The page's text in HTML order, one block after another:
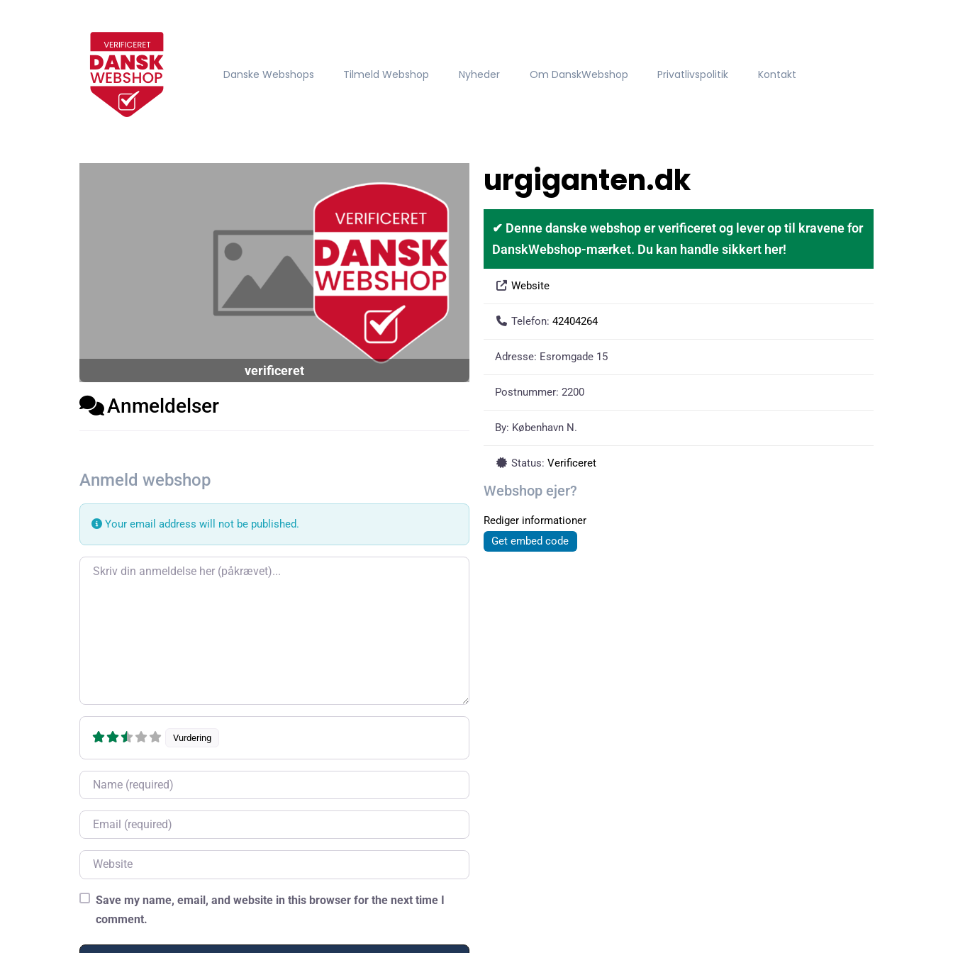
Danske Webshops Tilmeld Webshop Nyheder Om DanskWebshop Privatlivspolitik Kontakt
verificeret
Anmeldelser
Anmeld webshop
Your email address will not be published.
Review text
Vurdering
Name
Email
Website
Save my name, email, and website in this browser for the next time I
comment.
urgiganten.dk
✔ Denne danske webshop er verificeret og lever op til kravene for
DanskWebshop-mærket. Du kan handle sikkert her!
Website
Telefon: 42404264
Adresse: Esromgade 15
Postnummer: 2200
By: København N.
Status: Verificeret
Webshop ejer?
Rediger informationer
Get embed code